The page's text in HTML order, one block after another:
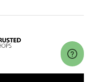
B.V.